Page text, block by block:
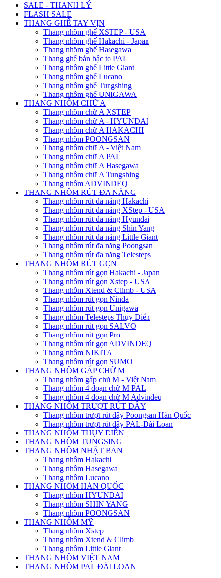
SALE - THANH LÝ
FLASH SALE
THANG GHẾ TAY VỊN
Thang nhôm ghế XSTEP - USA
Thang nhôm ghế Hakachi - Japan
Thang nhôm ghế Hasegawa
Thang ghế bản bậc to PAL
Thang nhôm ghế Little Giant
Thang nhôm ghế Lucano
Thang nhôm ghế Tungshing
Thang nhôm ghế UNIGAWA
THANG NHÔM CHỮ A
Thang nhôm chữ A XSTEP
Thang nhôm chữ A - HYUNDAI
Thang nhôm chữ A HAKACHI
Thang nhôm POONGSAN
Thang nhôm chữ A - Việt Nam
Thang nhôm chữ A PAL
Thang nhôm chữ A Hasegawa
Thang nhôm chữ A Tungshing
Thang nhôm ADVINDEQ
THANG NHÔM RÚT ĐA NĂNG
Thang nhôm rút đa năng Hakachi
Thang nhôm rút đa năng XStep - USA
Thang nhôm rút đa năng Hyundai
Thang nhôm rút đa năng Shin Yang
Thang nhôm rút đa năng Little Giant
Thang nhôm rút đa năng Poongsan
Thang nhôm rút đa năng Telesteps
THANG NHÔM RÚT GỌN
Thang nhôm rút gọn Hakachi - Japan
Thang nhôm rút gọn Xstep - USA
Thang nhôm Xtend & Climb - USA
Thang nhôm rút gọn Ninda
Thang nhôm rút gọn Unigawa
Thang nhôm Telesteps Thụy Điển
Thang nhôm rút gọn SALVO
Thang nhôm rút gọn Pro
Thang nhôm rút gọn ADVINDEQ
Thang nhôm NIKITA
Thang nhôm rút gọn SUMO
THANG NHÔM GẤP CHỮ M
Thang nhôm gấp chữ M - Việt Nam
Thang nhôm 4 đoạn chữ M PAL
Thang nhôm 4 đoạn chữ M Advindeq
THANG NHÔM TRƯỢT RÚT DÂY
Thang nhôm trượt rút dây Poongsan Hàn Quốc
Thang nhôm trượt rút dây PAL-Đài Loan
THANG NHÔM THỤY ĐIỂN
THANG NHÔM TUNGSING
THANG NHÔM NHẬT BẢN
Thang nhôm Hakachi
Thang nhôm Hasegawa
Thang nhôm Lucano
THANG NHÔM HÀN QUỐC
Thang nhôm HYUNDAI
Thang nhôm SHIN YANG
Thang nhôm POONGSAN
THANG NHÔM MỸ
Thang nhôm Xstep
Thang nhôm Xtend & Climb
Thang nhôm Little Giant
THANG NHÔM VIỆT NAM
THANG NHÔM PAL ĐÀI LOAN